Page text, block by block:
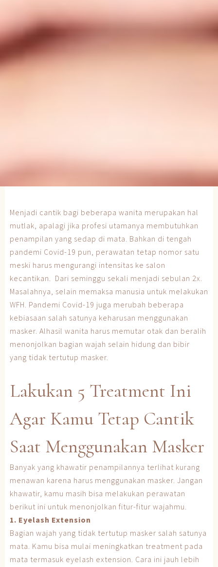
Menjadi cantik bagi beberapa wanita merupakan hal
mutlak, apalagi jika profesi utamanya membutuhkan
penampilan yang sedap di mata. Bahkan di tengah
pandemi Covid-19 pun, perawatan tetap nomor satu
meski harus mengurangi intensitas ke salon
kecantikan. Dari seminggu sekali menjadi sebulan 2x.
Masalahnya, selain memaksa manusia untuk melakukan
WFH. Pandemi Covid-19 juga merubah beberapa
kebiasaan salah satunya keharusan menggunakan
masker. Alhasil wanita harus memutar otak dan beralih
menonjolkan bagian wajah selain hidung dan bibir
yang tidak tertutup masker.
Lakukan 5 Treatment Ini
Agar Kamu Tetap Cantik
Saat Menggunakan Masker
Banyak yang khawatir penampilannya terlihat kurang
menawan karena harus menggunakan masker. Jangan
khawatir, kamu masih bisa melakukan perawatan
berikut ini untuk menonjolkan fitur-fitur wajahmu.
1. Eyelash Extension
Bagian wajah yang tidak tertutup masker salah satunya
mata. Kamu bisa mulai meningkatkan treatment pada
mata termasuk eyelash extension. Cara ini jauh lebih